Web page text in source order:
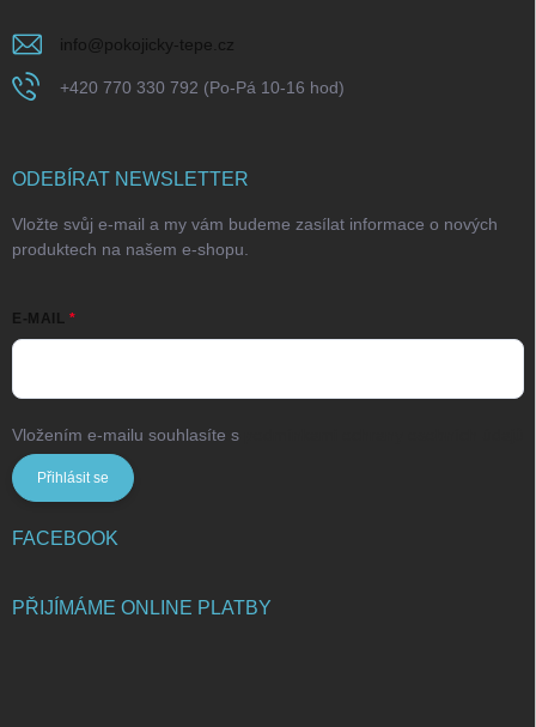
info @pokojicky-tepe.cz
+420 770 330 792 (Po-Pá 10-16 hod)
ODEBÍRAT NEWSLETTER
Vložte svůj e-mail a my vám budeme zasílat informace o nových
produktech na našem e-shopu.
E-MAIL
Vložením e-mailu souhlasíte s
Přihlásit se
FACEBOOK
PŘIJÍMÁME ONLINE PLATBY